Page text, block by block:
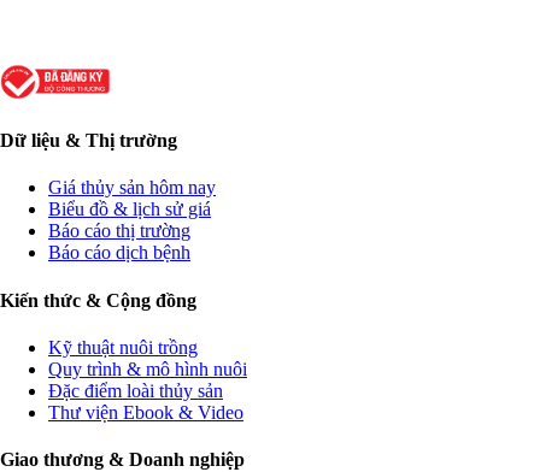
Dữ liệu & Thị trường
Giá thủy sản hôm nay
Biểu đồ & lịch sử giá
Báo cáo thị trường
Báo cáo dịch bệnh
Kiến thức & Cộng đồng
Kỹ thuật nuôi trồng
Quy trình & mô hình nuôi
Đặc điểm loài thủy sản
Thư viện Ebook & Video
Giao thương & Doanh nghiệp